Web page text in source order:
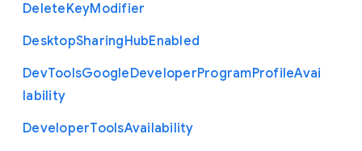
DeleteKeyModifier
DesktopSharingHubEnabled
DevToolsGoogleDeveloperProgramProfileAvai
lability
DeveloperToolsAvailability